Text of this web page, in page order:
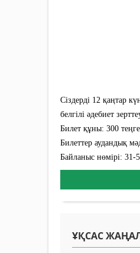
Сіздерді 12 қаңтар
белгілі әдебиет
Билет құны: 300 теңге
Билеттер аудандық
Байланыс нөмірі: 31-
ҰҚСАС